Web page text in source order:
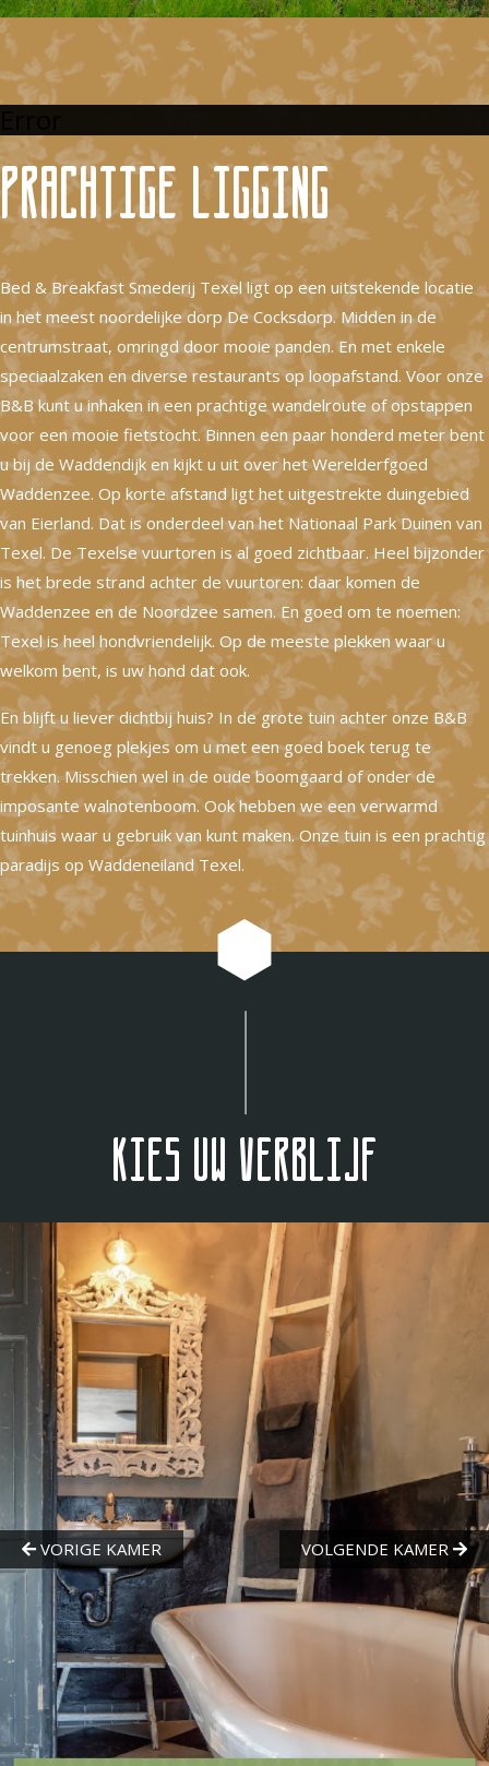
Prachtige ligging
Bed & Breakfast Smederij Texel ligt op een uitstekende locatie
in het meest noordelijke dorp De Cocksdorp. Midden in de
centrumstraat, omringd door mooie panden. En met enkele
speciaalzaken en diverse restaurants op loopafstand. Voor onze
B&B kunt u inhaken in een prachtige wandelroute of opstappen
voor een mooie fietstocht. Binnen een paar honderd meter bent
u bij de Waddendijk en kijkt u uit over het Werelderfgoed
Waddenzee. Op korte afstand ligt het uitgestrekte duingebied
van Eierland. Dat is onderdeel van het Nationaal Park Duinen van
Texel. De Texelse vuurtoren is al goed zichtbaar. Heel bijzonder
is het brede strand achter de vuurtoren: daar komen de
Waddenzee en de Noordzee samen. En goed om te noemen:
Texel is heel hondvriendelijk. Op de meeste plekken waar u
welkom bent, is uw hond dat ook.
En blijft u liever dichtbij huis? In de grote tuin achter onze B&B
vindt u genoeg plekjes om u met een goed boek terug te
trekken. Misschien wel in de oude boomgaard of onder de
imposante walnotenboom. Ook hebben we een verwarmd
tuinhuis waar u gebruik van kunt maken. Onze tuin is een prachtig
paradijs op Waddeneiland Texel.
Kies uw verblijf